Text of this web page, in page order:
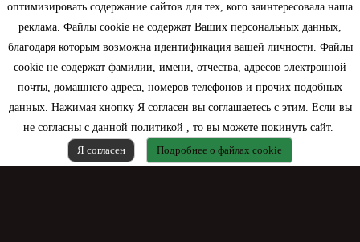
оптимизировать содержание сайтов для тех, кого заинтересовала наша
реклама. Файлы cookie не содержат Ваших персональных данных,
благодаря которым возможна идентификация вашей личности. Файлы
cookie не содержат фамилии, имени, отчества, адресов электронной
почты, домашнего адреса, номеров телефонов и прочих подобных
данных. Нажимая кнопку Я согласен вы соглашаетесь с этим. Если вы
не согласны с данной политикой , то вы можете покинуть сайт.
Я согласен
Подробнее о файлах cookie
Моя учетная запись
Контактная информация